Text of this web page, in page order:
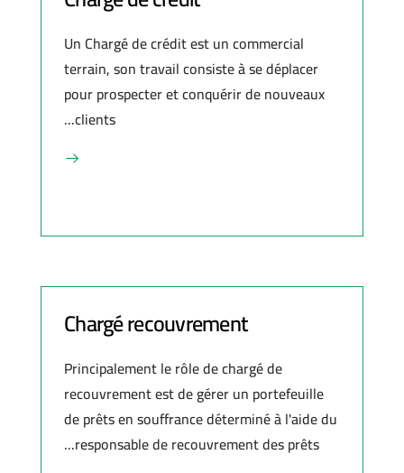
Un Chargé de crédit est un commercial
terrain, son travail consiste à se déplacer
pour prospecter et conquérir de nouveaux
clients...
Chargé recouvrement
Principalement le rôle de chargé de
recouvrement est de gérer un portefeuille
de prêts en souffrance déterminé à l'aide du
responsable de recouvrement des prêts...